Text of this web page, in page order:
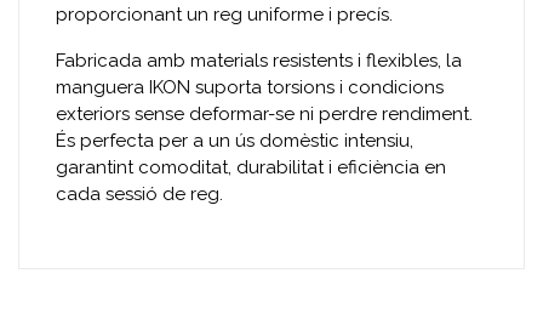
proporcionant un reg uniforme i precís.
Fabricada amb materials resistents i flexibles, la
manguera IKON suporta torsions i condicions
exteriors sense deformar-se ni perdre rendiment.
És perfecta per a un ús domèstic intensiu,
garantint comoditat, durabilitat i eficiència en
cada sessió de reg.